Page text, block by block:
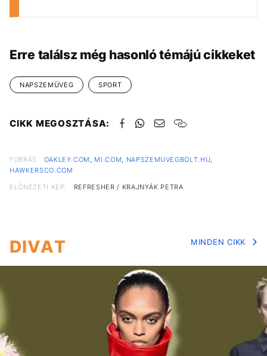
Erre találsz még hasonló témájú cikkeket
NAPSZEMÜVEG SPORT
CIKK MEGOSZTÁSA:
FORRÁS OAKLEY.COM , MI.COM, NAPSZEMUVEGBOLT.HU,
HAWKERSCO.COM
ELŐNÉZETI KÉP:
REFRESHER / KRAJNYÁK PETRA
DIVAT MINDEN CIKK